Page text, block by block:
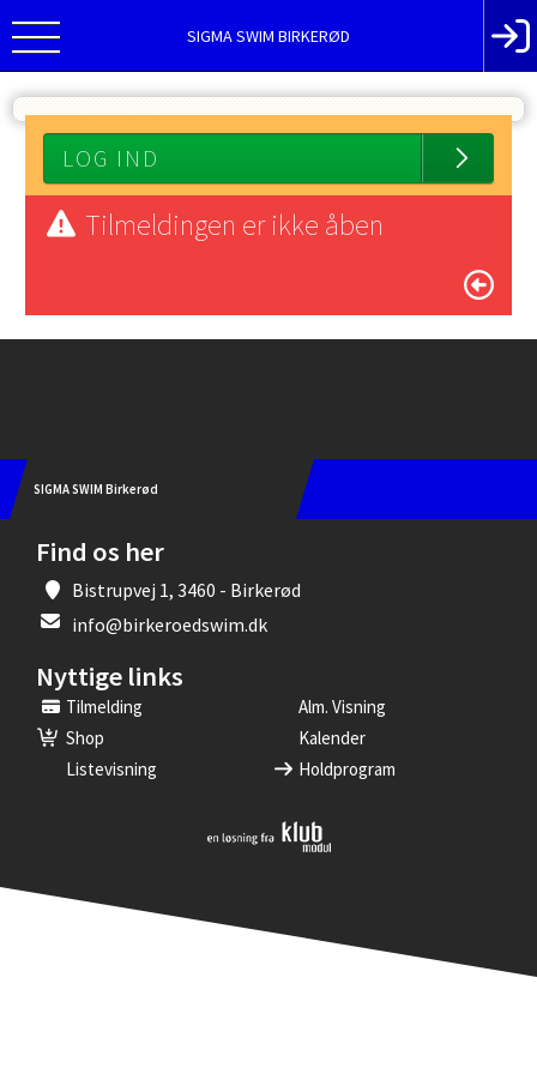
SIGMA SWIM BIRKERØD
LOG IND
Tilmeldingen er ikke åben
SIGMA SWIM Birkerød
Find os her
Bistrupvej 1, 3460 - Birkerød
info@birkeroedswim.dk
Nyttige links
Tilmelding
Alm. Visning
Shop
Kalender
Listevisning
Holdprogram